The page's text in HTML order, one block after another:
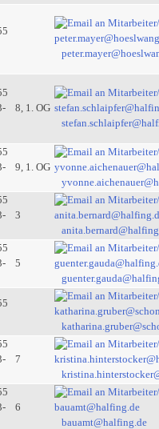
8, 1. OG
9, 1. OG
3
5
7
6
bauamt@halfing.de